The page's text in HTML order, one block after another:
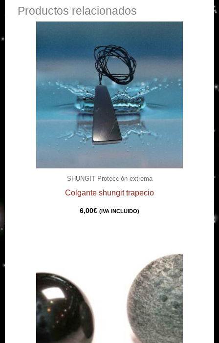
Productos relacionados
SHUNGIT Protección extrema
Colgante shungit trapecio
6,00€ (IVA INCLUIDO)